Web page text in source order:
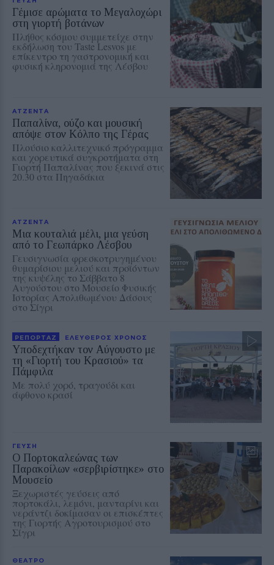
Γέμισε αρώματα το Μεγαλοχώρι
στη γιορτή βοτάνων
Πλήθος κόσμου συμμετείχε στην
εκδήλωση του Taste Lesvos με
επίκεντρο τη γαστρονομική και
φυσική κληρονομιά της Λέσβου
ΑΤΖΕΝΤΑ
Παπαλίνα, ούζο και μουσική
απόψε στον Κόλπο της Γέρας
Πλούσιο καλλιτεχνικό πρόγραμμα
και χορευτικά συγκροτήματα στη
Γιορτή Παπαλίνας που ξεκινά στις
20.30 στα Πηγαδάκια
ΑΤΖΕΝΤΑ
Μια κουταλιά μέλι, μια γεύση
από το Γεωπάρκο Λέσβου
Γευσιγνωσία φρεσκοτρυγημένου
θυμαρίσιου μελιού και προϊόντων
της κυψέλης το Σάββατο 8
Αυγούστου στο Μουσείο Φυσικής
Ιστορίας Απολιθωμένου Δάσους
στο Σίγρι
ΡΕΠΟΡΤΑΖ ΕΛΕΥΘΕΡΟΣ ΧΡΟΝΟΣ
Υποδεχτήκαν τον Αύγουστο με
τη «Γιορτή του Κρασιού» τα
Πάμφιλα
Με πολύ χορό, τραγούδι και
άφθονο κρασί
ΓΕΥΣΗ
Ο Πορτοκαλεώνας των
Παρακοίλων «σερβιρίστηκε» στο
Μουσείο
Ξεχωριστές γεύσεις από
πορτοκάλι, λεμόνι, μανταρίνι και
νεράντζι δοκίμασαν οι επισκέπτες
της Γιορτής Αγροτουρισμού στο
Σίγρι
ΘΕΑΤΡΟ